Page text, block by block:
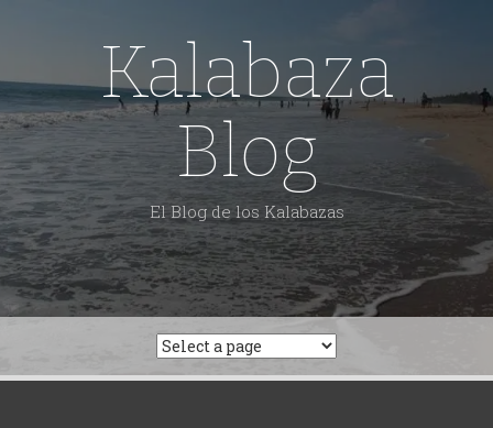
Kalabaza
Blog
El Blog de los Kalabazas